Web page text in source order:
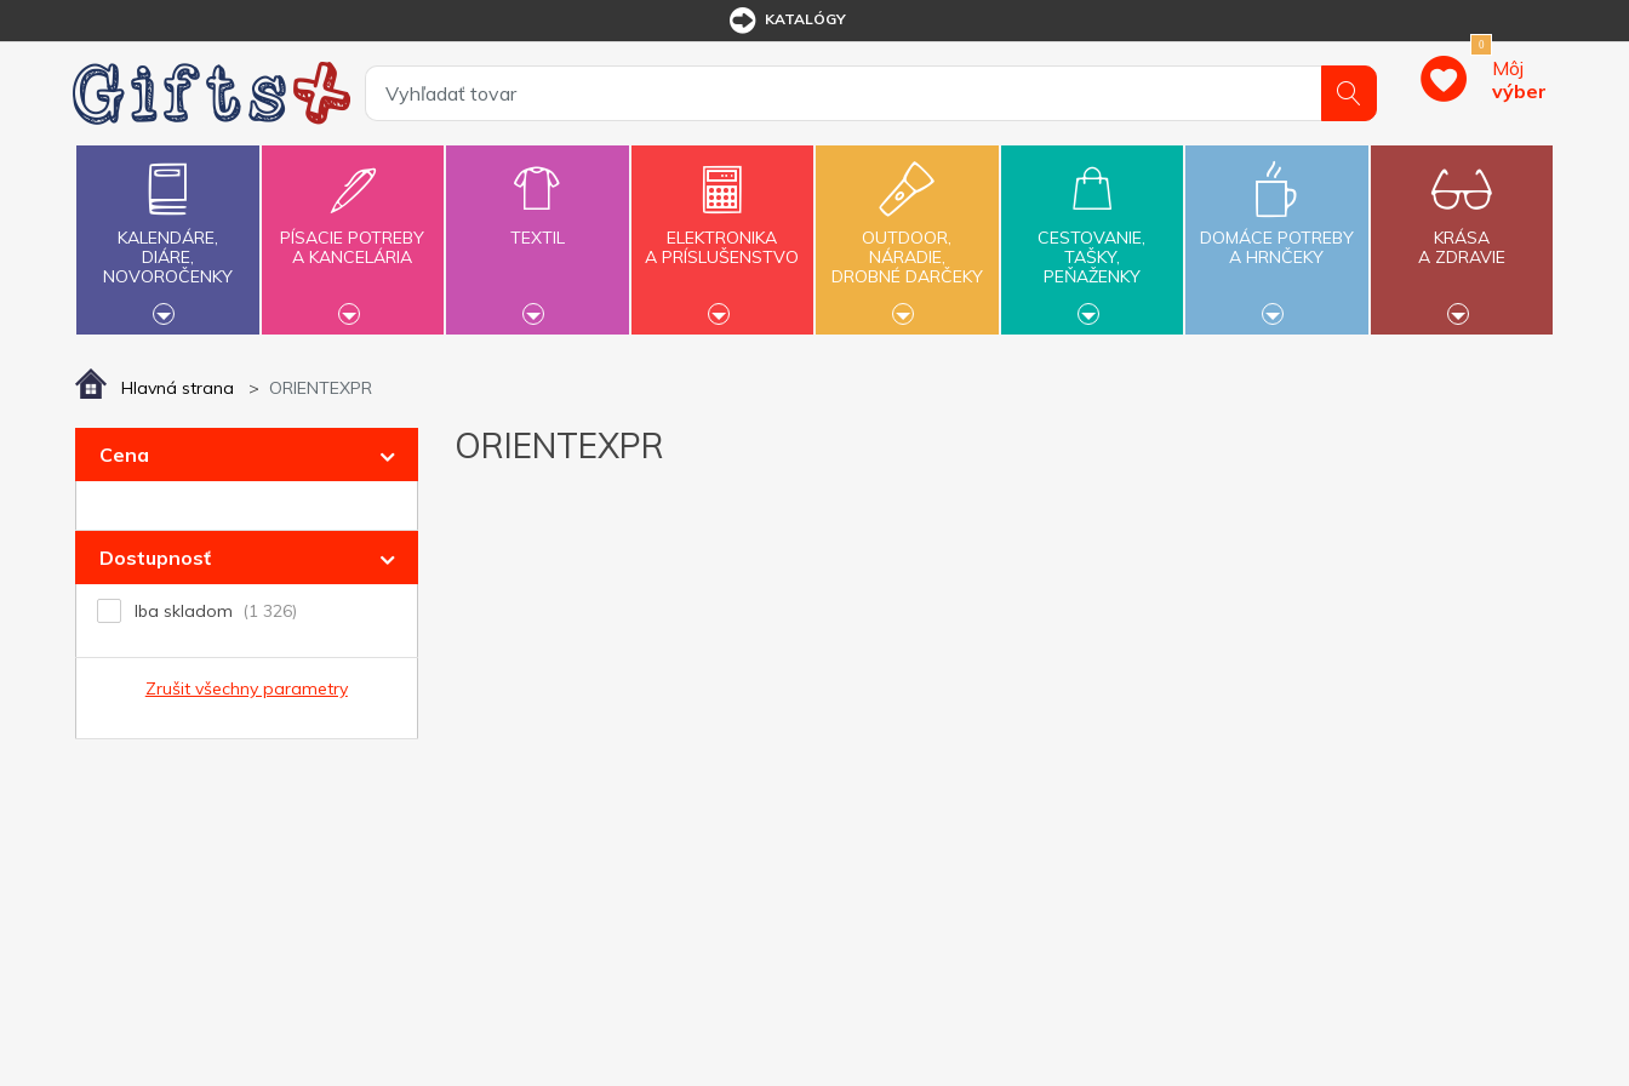
KATALÓGY
0
Môj
výber
KALENDÁRE,
DIÁRE,
NOVOROČENKY
PÍSACIE POTREBY
A KANCELÁRIA
TEXTIL
ELEKTRONIKA
A PRÍSLUŠENSTVO
OUTDOOR,
NÁRADIE,
DROBNÉ DARČEKY
CESTOVANIE,
TAŠKY,
PEŇAŽENKY
DOMÁCE POTREBY
A HRNČEKY
KRÁSA
A ZDRAVIE
Hlavná strana ORIENTEXPR
Cena
Dostupnosť
Iba skladom
Zrušit všechny parametry
ORIENTEXPR